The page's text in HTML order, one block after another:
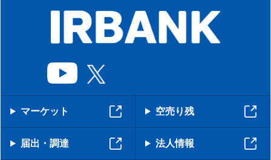
マーケット 空売り残
届出・調達 法人情報